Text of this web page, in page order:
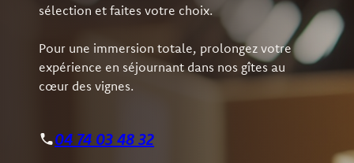
sélection et faites votre choix.
Pour une immersion totale, prolongez votre
expérience en séjournant dans nos gîtes au
cœur des vignes.
04 74 03 48 32